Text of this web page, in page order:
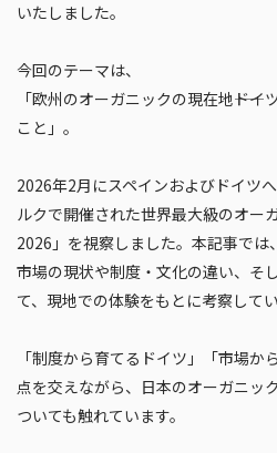
いたしました。
今回のテーマは、
「欧州のオーガニックの現在地――ド
こと」。
2026年2月にスペインおよびドイツ
ルクで開催された世界最大級のオー
2026」を視察しました。本記事では
市場の現状や制度・文化の違い、そ
て、現地での体験をもとに考察してい
「制度から育てるドイツ」「市場か
点を交えながら、日本のオーガニッ
ついても触れています。